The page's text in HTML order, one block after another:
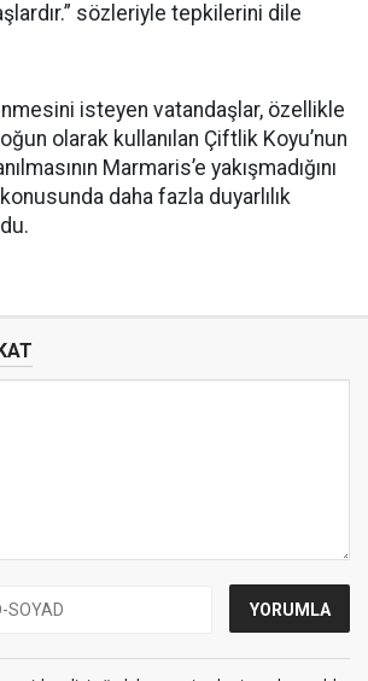
sözleriyle tepkilerini dile
isteyen vatandaşlar, özellikle
olarak kullanılan Çiftlik Koyu’nun
Marmaris’e yakışmadığını
daha fazla duyarlılık